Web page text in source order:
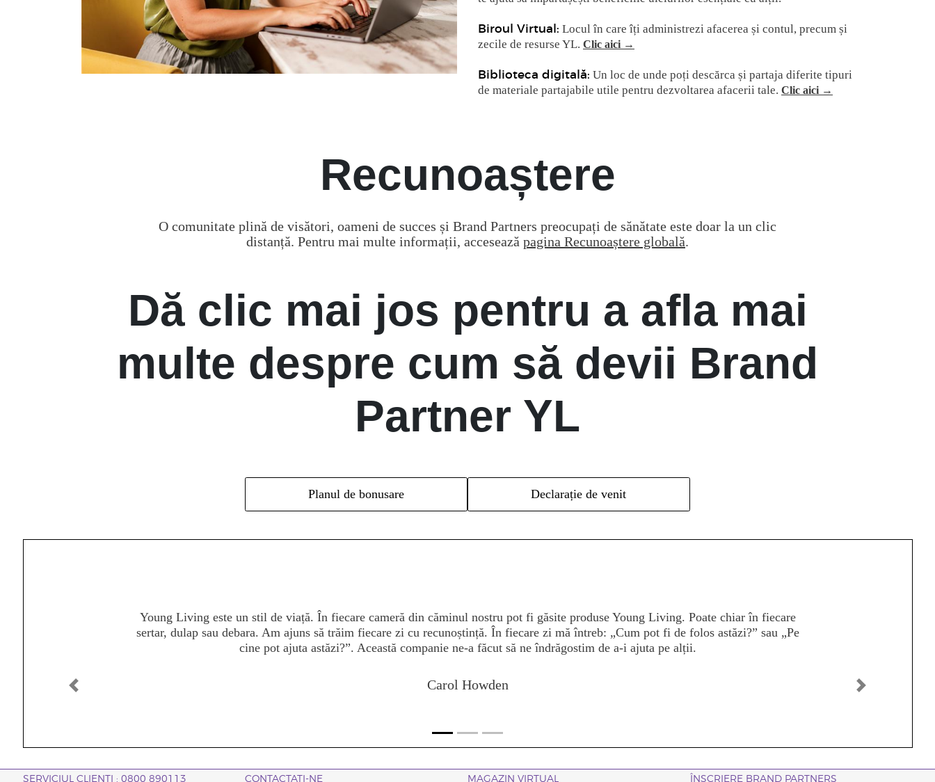
Biroul Virtual: Locul în care îți administrezi afacerea și contul, precum și
zecile de resurse YL. Clic aici →
Biblioteca digitală: Un loc de unde poți descărca și partaja diferite tipuri
de materiale partajabile utile pentru dezvoltarea afacerii tale. Clic aici →
Recunoaștere
O comunitate plină de visători, oameni de succes și Brand Partners preocupați de sănătate este doar la un clic
distanță. Pentru mai multe informații, accesează pagina Recunoaștere globală.
Dă clic mai jos pentru a afla mai
multe despre cum să devii Brand
Partner YL
Planul de bonusare Declarație de venit
Am devenit repede conștientă de puterea plantelor și a produselor, astfel, în mod natural, am început să îmi împărtășesc povestea
cu toată lumea pe care o cunoșteam. Pasiunea mea de a-i ajuta pe alții să prospere și să trăiască cu vitalitate și energie a fost
aprinsă prin această oportunitate de business incredibilă. Să întâlnesc femei care sprijină alte femei a fost una dintre cele mai
cu atâtea femei, și de faptul că știu că multe femei incredibile fac lucruri extraordinare în întreaga lume. Ne înălțăm cu adevărat pe
noi înșine, ridicându-i pe alții!
Karlie Holtby